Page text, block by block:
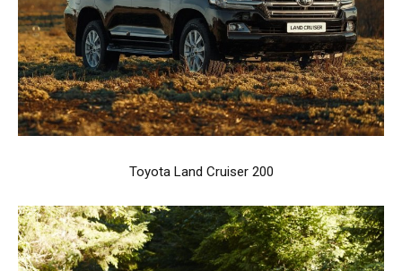
Toyota Land Cruiser 200